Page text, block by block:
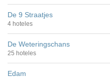
De 9 Straatjes
4 hoteles
De Weteringschans
25 hoteles
Edam